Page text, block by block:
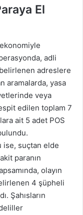
El
adli
adreslere
aramalarda, yasa
veya
edilen toplam 7
ait 5 adet POS
ise, suçtan elde
paranın
olayın
4 şüpheli
Şahısların